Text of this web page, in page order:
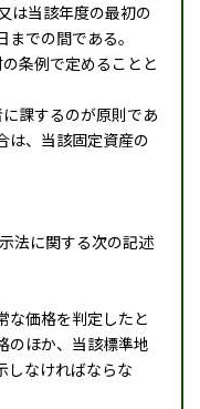
は当該年度の最初の
での間である。
条例で定めることと
課するのが原則であ
は、当該固定資産の
法に関する次の記述
価格を判定したと
のほか、当該標準地
しなければならな